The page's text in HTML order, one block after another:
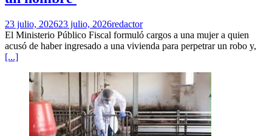
23 julio, 202623 julio, 2026redactor
El Ministerio Público Fiscal formuló cargos a una mujer a quien
acusó de haber ingresado a una vivienda para perpetrar un robo y,
[...]